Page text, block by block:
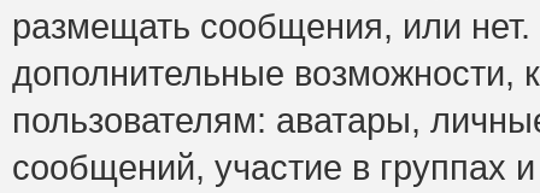
размещать сообщения, или
дополнительные возможности,
пользователям: аватары,
сообщений, участие в группах